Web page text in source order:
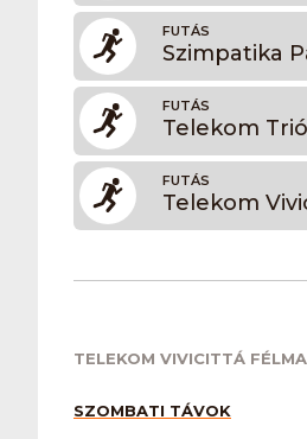
FUTÁS
Szimpatika
FUTÁS
Telekom
FUTÁS
Telekom
TELEKOM VIVICITTÁ
SZOMBATI TÁVOK